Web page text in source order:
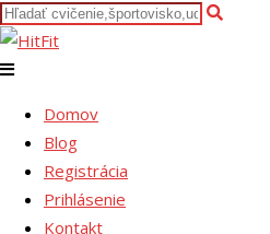
Domov
Blog
Registrácia
Prihlásenie
Kontakt